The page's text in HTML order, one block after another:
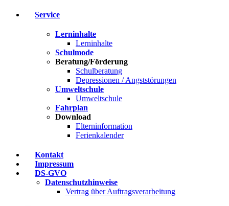
Service
Lerninhalte
Lerninhalte
Schulmode
Beratung/Förderung
Schulberatung
Depressionen / Angststörungen
Umweltschule
Umweltschule
Fahrplan
Download
Elterninformation
Ferienkalender
Kontakt
Impressum
DS-GVO
Datenschutzhinweise
Vertrag über Auftragsverarbeitung